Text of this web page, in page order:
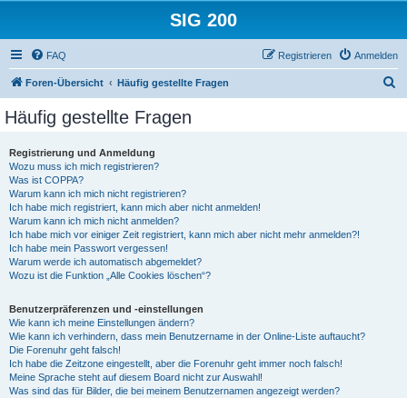
SIG 200
FAQ Anmelden
Registrieren
Foren-Übersicht Häufig gestellte Fragen
Häufig gestellte Fragen
Registrierung und Anmeldung
Wozu muss ich mich registrieren?
Was ist COPPA?
Warum kann ich mich nicht registrieren?
Ich habe mich registriert, kann mich aber nicht anmelden!
Warum kann ich mich nicht anmelden?
Ich habe mich vor einiger Zeit registriert, kann mich aber nicht mehr anmelden?!
Ich habe mein Passwort vergessen!
Warum werde ich automatisch abgemeldet?
Wozu ist die Funktion „Alle Cookies löschen“?
Benutzerpräferenzen und -einstellungen
Wie kann ich meine Einstellungen ändern?
Wie kann ich verhindern, dass mein Benutzername in der Online-Liste auftaucht?
Die Forenuhr geht falsch!
Ich habe die Zeitzone eingestellt, aber die Forenuhr geht immer noch falsch!
Meine Sprache steht auf diesem Board nicht zur Auswahl!
Was sind das für Bilder, die bei meinem Benutzernamen angezeigt werden?